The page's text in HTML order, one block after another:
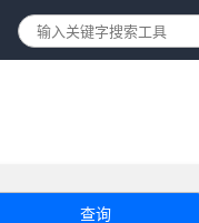
查询